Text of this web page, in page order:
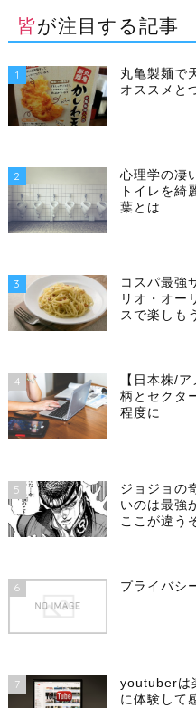
皆が注目する記事
1
丸亀製麺で
オススメと
2
心理学の凄
トイレを綺
葉とは
3
コスパ最強
リオ・オー
スで楽しも
4
【日本株/
柄とセクタ
程度に
5
ジョジョの
いのは最強
ここが違う
6 プライバシ
7
youtuberは
に体験して